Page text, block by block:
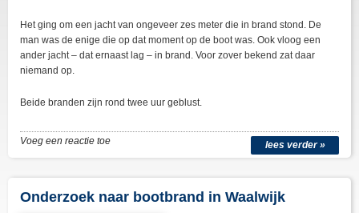
Het ging om een jacht van ongeveer zes meter die in brand stond. De
man was de enige die op dat moment op de boot was. Ook vloog een
ander jacht – dat ernaast lag – in brand. Voor zover bekend zat daar
niemand op.
Beide branden zijn rond twee uur geblust.
lees verder »
Voeg een reactie toe
Onderzoek naar bootbrand in Waalwijk